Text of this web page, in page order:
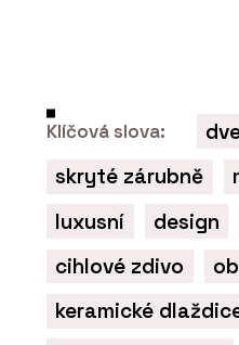
Klíčová slova:
skryté zárubně
luxusní
design
cihlové zdivo
keramické